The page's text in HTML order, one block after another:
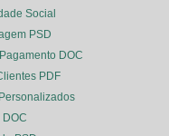
Social
PSD
DOC
PDF
DOC